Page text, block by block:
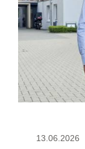
13.06.2026